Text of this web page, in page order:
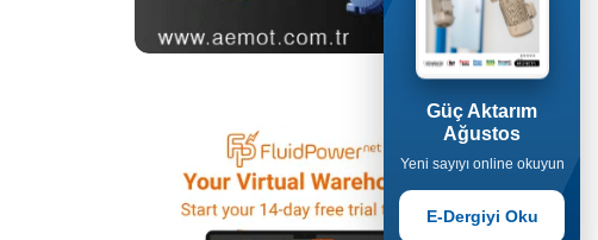
Güç Aktarım
Ağustos
Yeni sayıyı online okuyun
E-Dergiyi Oku